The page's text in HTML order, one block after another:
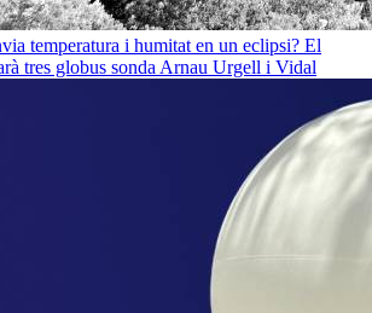
temperatura i humitat en un eclipsi? El
tres globus sonda Arnau Urgell i Vidal